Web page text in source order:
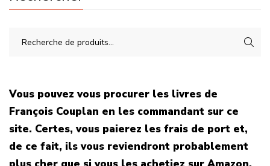
Vous pouvez vous procurer les livres de
François Couplan en les commandant sur ce
site. Certes, vous paierez les frais de port et,
de ce fait, ils vous reviendront probablement